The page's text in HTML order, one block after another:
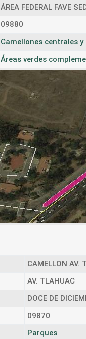
ÁREA FEDERAL FAVE
09880
Camellones centrales
Áreas verdes
CAMELLON AV.
AV. TLAHUAC
DOCE DE
09870
Parques